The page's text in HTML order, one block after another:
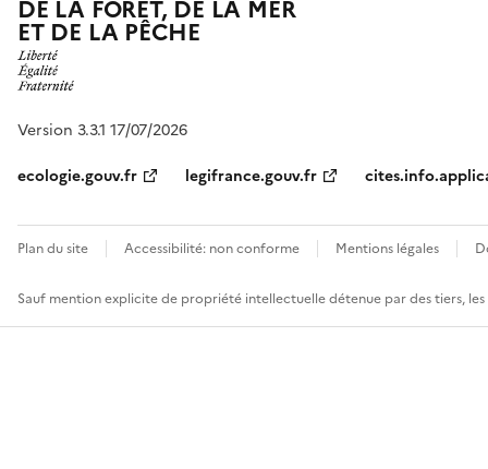
DE LA FORÊT, DE LA MER
ET DE LA PÊCHE
Version 3.3.1 17/07/2026
ecologie.gouv.fr
legifrance.gouv.fr
Plan du site Accessibilité: non conforme Mentions légales
Sauf mention explicite de propriété intellectuelle détenue par des tiers,